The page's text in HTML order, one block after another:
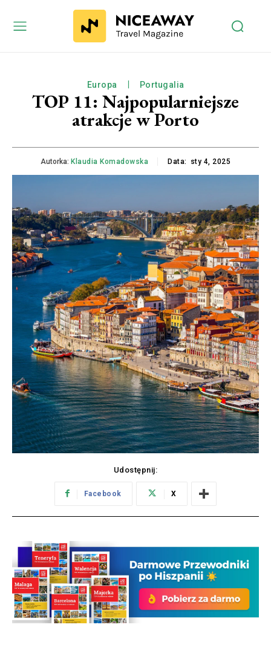
Europa Portugalia
TOP 11: Najpopularniejsze
atrakcje w Porto
Autorka: Klaudia Komadowska Data: sty 4, 2025
Udostępnij:
Facebook X